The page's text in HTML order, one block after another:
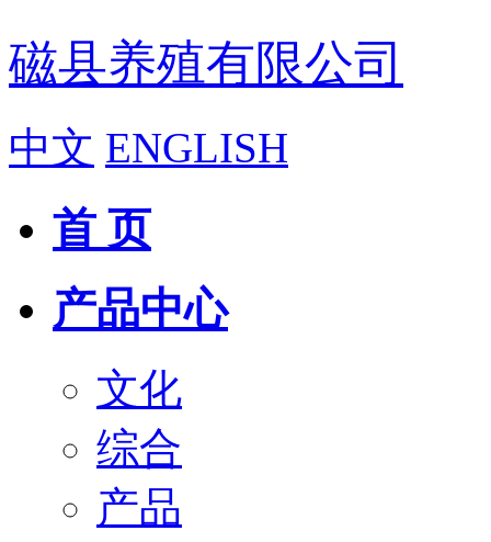
磁县养殖有限公司
中文 ENGLISH
首 页
产品中心
文化
综合
产品